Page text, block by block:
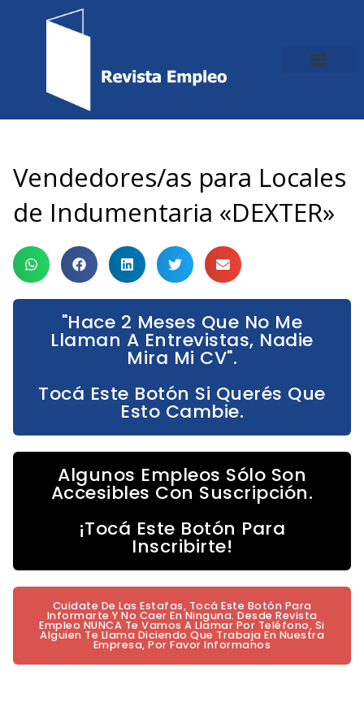
Vendedores/as para Locales
de Indumentaria «DEXTER»
"Hace 2 Meses Que No Me
Llaman A Entrevistas, Nadie
Mira Mi CV".
Tocá Este Botón Si Querés Que
Esto Cambie.
Algunos Empleos Sólo Son
Accesibles Con Suscripción.
¡Tocá Este Botón Para
Inscribirte!
Cuidate De Las Estafas, Tocá Este Botón Para
Informarte Y No Caer En Ninguna. Desde Revista
Empleo NUNCA Te Vamos A Llamar Por Teléfono, Si
Alguien Te Llama Diciendo Que Trabaja En Nuestra
Empresa, Por Favor Informanos